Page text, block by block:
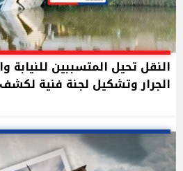
النقل تحيل المتسببين
الجرار وتشكيل لجنة فنية